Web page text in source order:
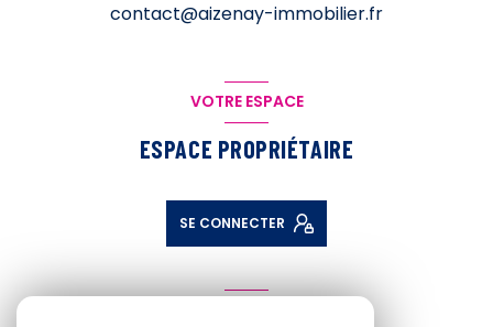
contact@aizenay-immobilier.fr
VOTRE ESPACE
ESPACE PROPRIÉTAIRE
SE CONNECTER